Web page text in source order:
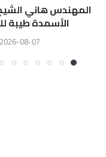
المهندس هاني
الأسمدة طيبة
2026-08-07